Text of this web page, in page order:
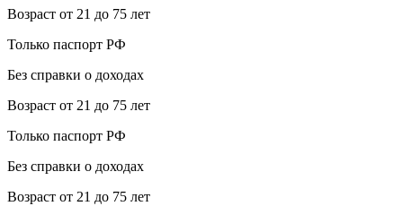
Возраст от 21 до 75 лет
Только паспорт РФ
Без справки о доходах
Возраст от 21 до 75 лет
Только паспорт РФ
Без справки о доходах
Возраст от 21 до 75 лет